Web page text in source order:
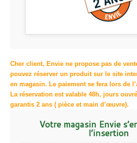
Cher client, Envie ne propose pas de
pouvez réserver un produit sur le site
en magasin. Le paiement se fera lors de
La réservation est valable 48h, jours
garantis 2 ans ( pièce et main d’œuvre).
Votre magasin Envie
l’insertion